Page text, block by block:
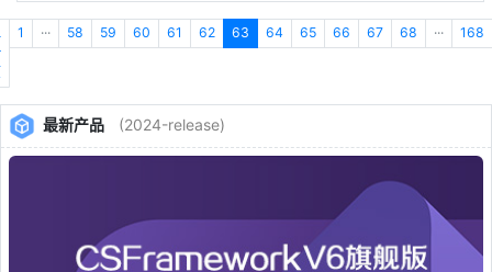
1 ··· 58 59 60 61 62 63 64 65 66 67 68 ··· 168
最新产品 (2024-release)